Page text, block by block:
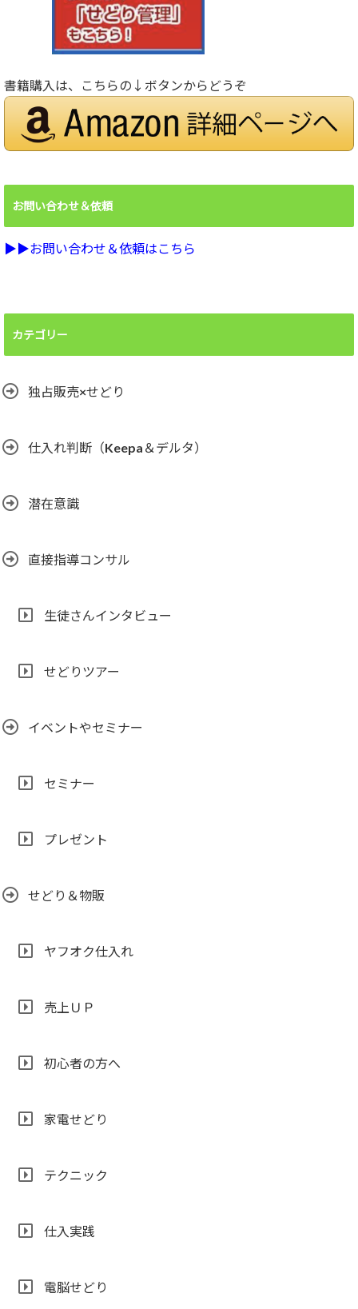
書籍購入は、こちらの↓ボタンからどうぞ
お問い合わせ＆依頼
▶︎▶︎お問い合わせ＆依頼はこちら
カテゴリー
独占販売×せどり
仕入れ判断（Keepa＆デルタ）
潜在意識
直接指導コンサル
生徒さんインタビュー
せどりツアー
イベントやセミナー
セミナー
プレゼント
せどり＆物販
ヤフオク仕入れ
売上ＵＰ
初心者の方へ
家電せどり
テクニック
仕入実践
電脳せどり